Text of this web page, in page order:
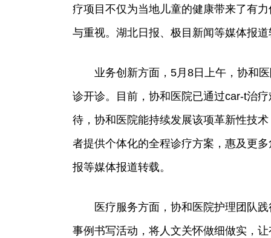
疗项目不仅为当地儿童的健康带来了有
与重视。湖北日报、极目新闻等媒体报
业务创新方面，5月8日上午，协和
诊开诊。目前，协和医院已通过car-t治
待，协和医院能持续发展该项革新性技
者提供个体化的全程诊疗方案，惠及更
报等媒体报道转载。
医疗服务方面，协和医院护理团队
事例书写活动，将人文关怀做细做实，